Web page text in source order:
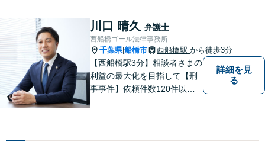
を聞き、具体的な解決案をご
提案させていただきます。
川口 晴久 弁護士
西船橋ゴール法律事務所
千葉県|船橋市 西船橋駅 から徒歩3分
【西船橋駅3分】相談者さまの
利益の最大化を目指して【刑
事事件】依頼件数120件以
豊富な対応実績。セカンドオ
詳細を見
る